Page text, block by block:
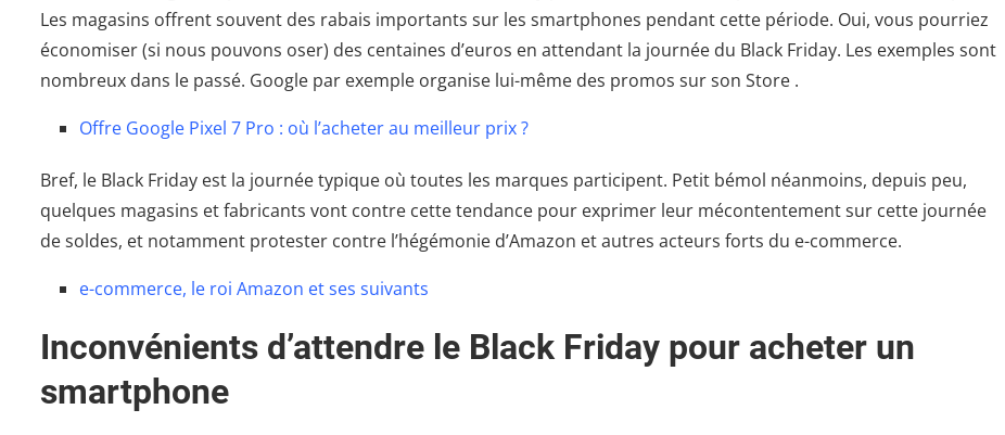
Les magasins offrent souvent des rabais importants sur les smartphones pendant cette période. Oui, vous pourriez
économiser (si nous pouvons oser) des centaines d’euros en attendant la journée du Black Friday. Les exemples sont
nombreux dans le passé. Google par exemple organise lui-même des promos sur son Store .
Offre Google Pixel 7 Pro : où l’acheter au meilleur prix ?
Bref, le Black Friday est la journée typique où toutes les marques participent. Petit bémol néanmoins, depuis peu,
quelques magasins et fabricants vont contre cette tendance pour exprimer leur mécontentement sur cette journée
de soldes, et notamment protester contre l’hégémonie d’Amazon et autres acteurs forts du e-commerce.
e-commerce, le roi Amazon et ses suivants
Inconvénients d’attendre le Black Friday pour acheter un
smartphone